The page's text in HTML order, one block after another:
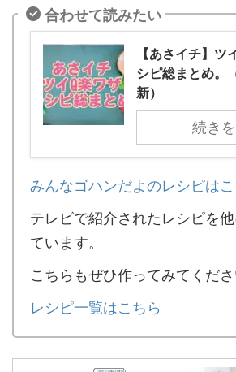
合わせて読みたい
【あさイチ】ツ
シピ総まとめ。
新）
続き
みんなゴハンだよのレシピは
テレビで紹介されたレシピを
ています。
こちらもぜひ作ってみてくださ
レシピ一覧はこちら